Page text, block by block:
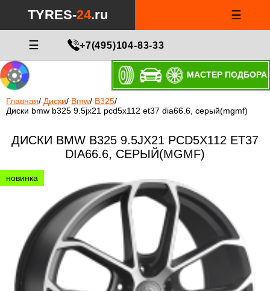
TYRES-24.ru ☰
☰ +7(495)104-83-33
МАСТЕР ПОДБОРА
Главная/ Диски/ Bmw/ B325/
Диски bmw b325 9.5jx21 pcd5x112 et37 dia66.6, серый(mgmf)
ДИСКИ BMW B325 9.5JX21 PCD5X112 ET37
DIA66.6, СЕРЫЙ(MGMF)
новинка